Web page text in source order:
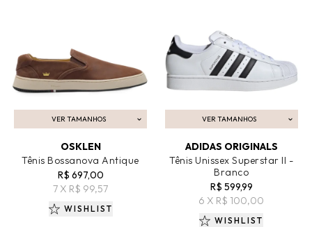
VER TAMANHOS
ADICIONAR AO CARRINHO
OSKLEN
Tênis Bossanova Antique
R$ 697,00
7 X R$ 99,57
WISHLIST
VER TAMANHOS
ADICIONAR AO CARRINHO
ADIDAS ORIGINALS
Tênis Unissex Superstar II -
Branco
R$ 599,99
6 X R$ 100,00
WISHLIST